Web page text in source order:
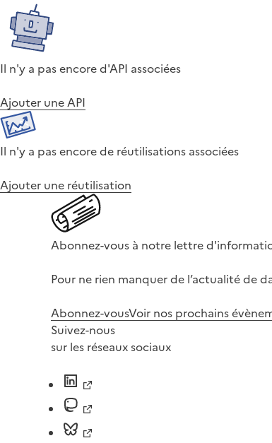
Il n'y a pas encore d'API associées
Ajouter une API
Il n'y a pas encore de réutilisations associées
Ajouter une réutilisation
Abonnez-vous à notre lettre
Pour ne rien manquer de l’actualité de
Abonnez-vousVoir nos prochains
Suivez-nous
sur les réseaux sociaux